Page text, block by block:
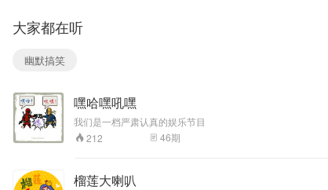
讲段子”，为你消愁
解闷，见招拆招，
天记得来一剂，出
大家都在听
幽默搞笑
嘿哈嘿吼嘿
我们是一档严肃认真的娱乐节目
212
46期
榴莲大喇叭